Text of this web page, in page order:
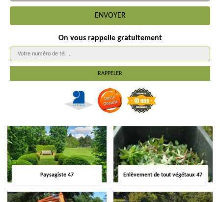
On vous rappelle gratuitement
Paysagiste 47 Enlèvement de tout végétaux 47